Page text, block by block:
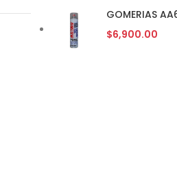
GOMERIAS
$6,900.00